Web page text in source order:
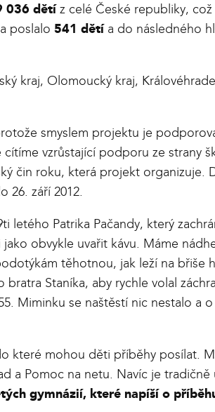
036 dětíz celé České republiky,
poslalo 541 dětía do následného
kraj, Olomoucký kraj,
smyslem projektu je
vzrůstající podporu ze strany
čin roku, která projekt organizuje.
26. září 2012.
letého Patrika Pačandy, který
obvykle uvařit kávu. Máme
těhotnou, jak leží na břiše
Staníka, aby rychle volal
Miminku se naštěstí nic nestalo a
které mohou děti příběhy posílat.
a Pomoc na netu. Navíc je
gymnázií, které napíší o